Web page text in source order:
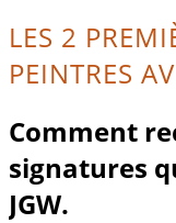
LES 2
PEINTRES
Comment
signatures
JGW.